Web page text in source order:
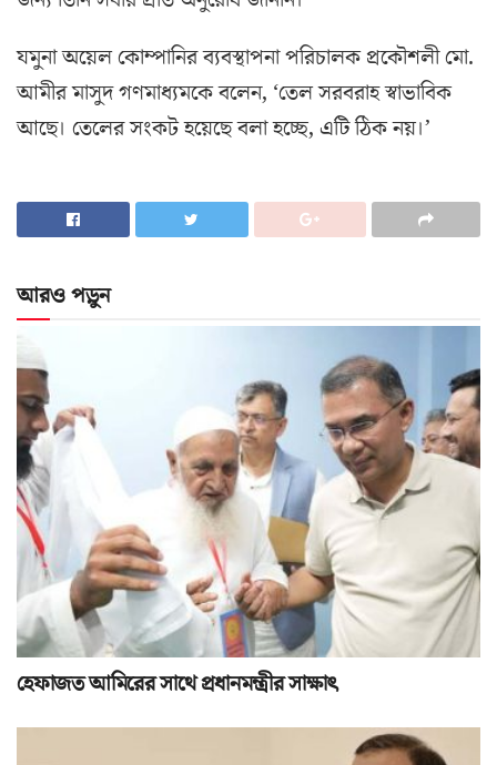
যমুনা অয়েল কোম্পানির ব্যবস্থাপনা পরিচালক প্রকৌশলী মো.
আমীর মাসুদ গণমাধ্যমকে বলেন, ‘তেল সরবরাহ স্বাভাবিক
আছে। তেলের সংকট হয়েছে বলা হচ্ছে, এটি ঠিক নয়।’
আরও পড়ুন
হেফাজত আমিরের সাথে প্রধানমন্ত্রীর সাক্ষাৎ